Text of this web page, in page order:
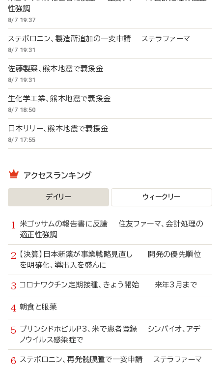
性強調
8/7 19:37
ステボロニン、製造所追加の一変申請 ステラファーマ
8/7 19:31
佐藤製薬、熊本地震で義援金
8/7 19:31
生化学工業、熊本地震で義援金
8/7 18:50
日本リリー、熊本地震で義援金
8/7 17:55
アクセスランキング
デイリー ウィークリー
米ゴッサムの報告書に反論 住友ファーマ、会計処理の
適正性強調
【決算】日本新薬が事業戦略見直し 開発の優先順位
を明確化、導出入を盛んに
コロナワクチン定期接種、きょう開始 来年3月まで
朝食と服薬
ブリンシドホビルP3、米で患者登録 シンバイオ、アデ
ノウイルス感染症で
ステボロニン、再発髄膜腫で一変申請 ステラファーマ